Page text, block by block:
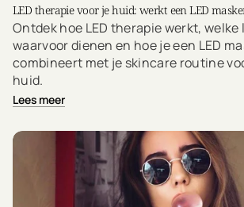
LED therapie voor je huid: werkt een LED
Ontdek hoe LED therapie werkt,
waarvoor dienen en hoe je een LED
combineert met je skincare routine
huid.
Lees meer